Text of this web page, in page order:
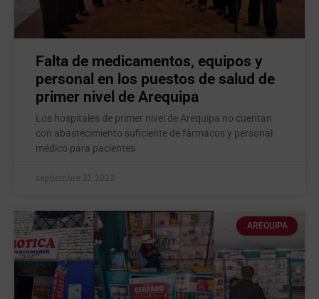
Falta de medicamentos, equipos y
personal en los puestos de salud de
primer nivel de Arequipa
Los hospitales de primer nivel de Arequipa no cuentan
con abastecimiento suficiente de fármacos y personal
médico para pacientes
septiembre 21, 2022
AREQUIPA